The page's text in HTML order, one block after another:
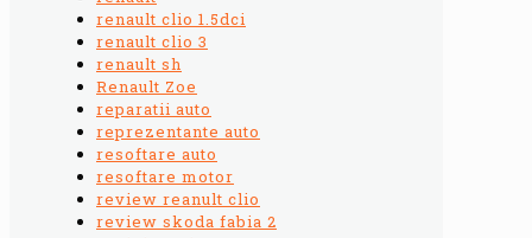
renault clio 1.5dci
renault clio 3
renault sh
Renault Zoe
reparatii auto
reprezentante auto
resoftare auto
resoftare motor
review reanult clio
review skoda fabia 2